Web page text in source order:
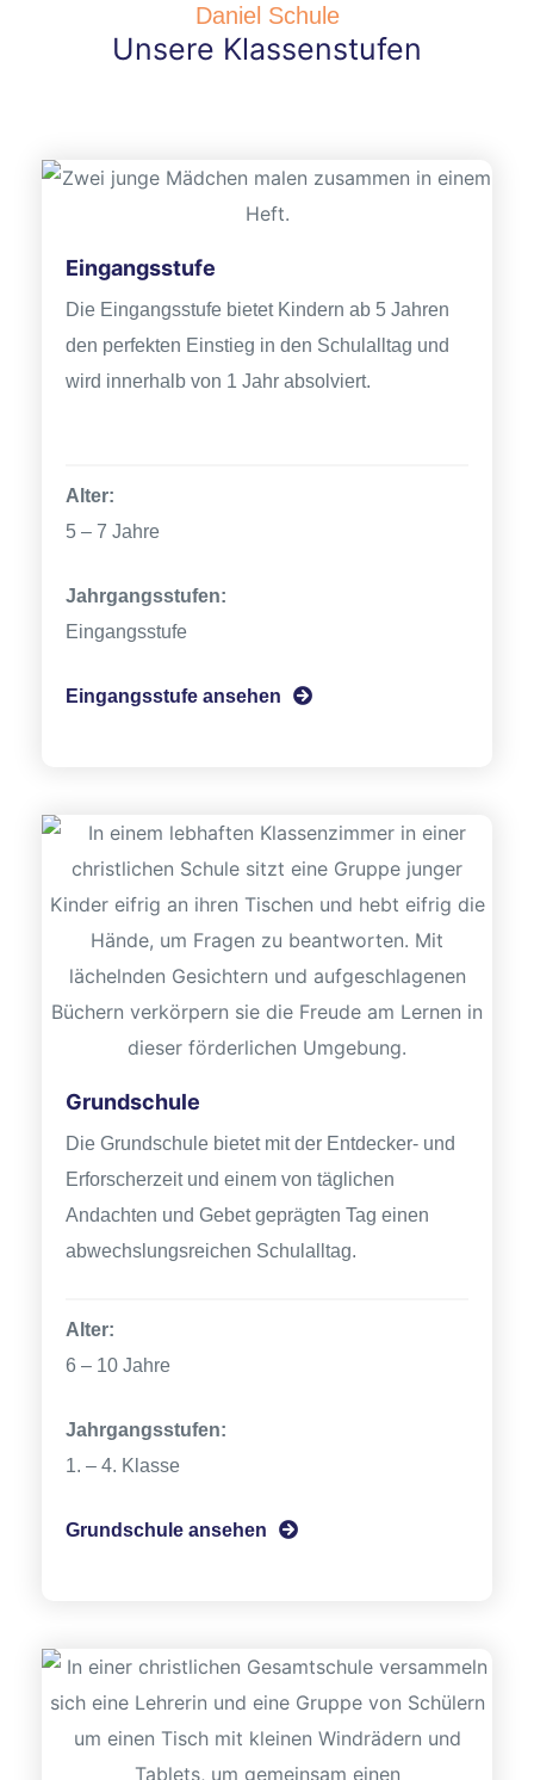
Daniel Schule
Unsere Klassenstufen
Eingangsstufe
Die Eingangsstufe bietet Kindern ab 5 Jahren
den perfekten Einstieg in den Schulalltag und
wird innerhalb von 1 Jahr absolviert.
Alter:
5 – 7 Jahre
Jahrgangsstufen:
Eingangsstufe
Eingangsstufe ansehen
Grundschule
Die Grundschule bietet mit der Entdecker- und
Erforscherzeit und einem von täglichen
Andachten und Gebet geprägten Tag einen
abwechslungsreichen Schulalltag.
Alter:
6 – 10 Jahre
Jahrgangsstufen:
1. – 4. Klasse
Grundschule ansehen